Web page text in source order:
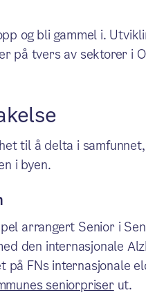
og bli gammel i.
på tvers av sektorer i
til å delta i
i byen.
arrangert Senior i
den internasjonale
på FNs internasjonale
seniorpriser ut.